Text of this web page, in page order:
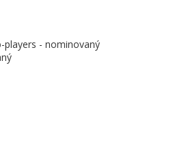
players - nominovaný